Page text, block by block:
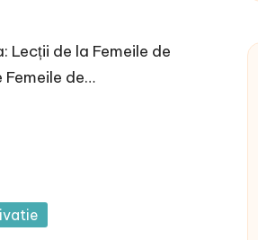
Lecții de la Femeile de
Femeile de…